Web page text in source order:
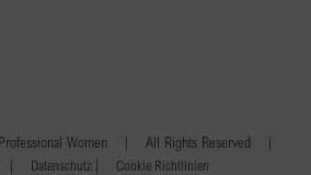
Professional Women | All Rights Reserved |
| Datenschutz | Cookie Richtlinien